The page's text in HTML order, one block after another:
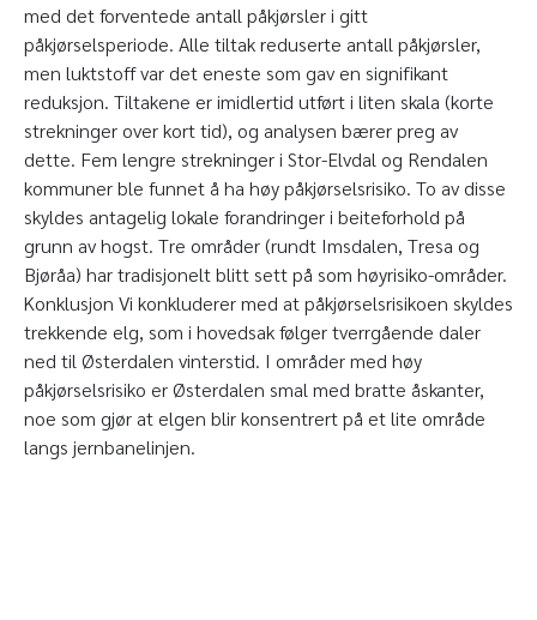
med det forventede antall påkjørsler i gitt
påkjørselsperiode. Alle tiltak reduserte antall påkjørsler,
men luktstoff var det eneste som gav en signifikant
reduksjon. Tiltakene er imidlertid utført i liten skala (korte
strekninger over kort tid), og analysen bærer preg av
dette. Fem lengre strekninger i Stor-Elvdal og Rendalen
kommuner ble funnet å ha høy påkjørselsrisiko. To av disse
skyldes antagelig lokale forandringer i beiteforhold på
grunn av hogst. Tre områder (rundt Imsdalen, Tresa og
Bjøråa) har tradisjonelt blitt sett på som høyrisiko-områder.
Konklusjon Vi konkluderer med at påkjørselsrisikoen skyldes
trekkende elg, som i hovedsak følger tverrgående daler
ned til Østerdalen vinterstid. I områder med høy
påkjørselsrisiko er Østerdalen smal med bratte åskanter,
noe som gjør at elgen blir konsentrert på et lite område
langs jernbanelinjen.